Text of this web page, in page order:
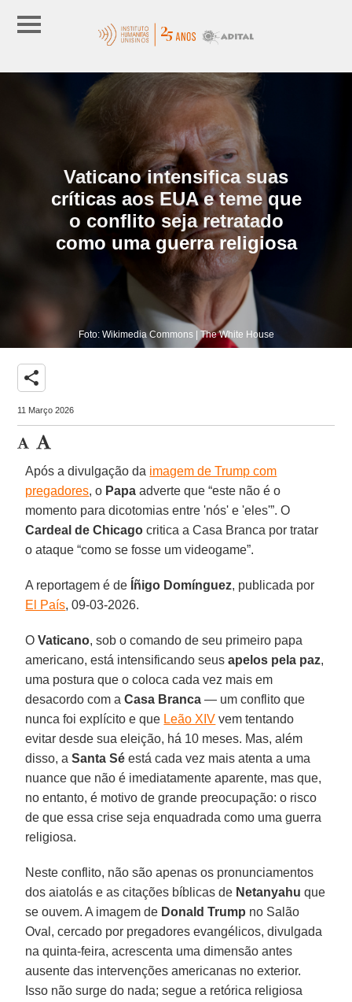
Vaticano intensifica suas
críticas aos EUA e teme que
o conflito seja retratado
como uma guerra religiosa
Foto: Wikimedia Commons | The White House
share
11 Março 2026
Após a divulgação da imagem de Trump com
pregadores, o Papa adverte que “este não é o
momento para dicotomias entre 'nós' e 'eles'”. O
Cardeal de Chicago critica a Casa Branca por tratar
o ataque “como se fosse um videogame”.
A reportagem é de Íñigo Domínguez, publicada por
El País, 09-03-2026.
OVaticano, sob o comando de seu primeiro papa
americano, está intensificando seusapelos pela paz,
uma postura que o coloca cada vez mais em
desacordo com aCasa Branca — um conflito que
nunca foi explícito e que Leão XIV vem tentando
evitar desde sua eleição, há 10 meses. Mas, além
disso, a Santa Sé está cada vez mais atenta a uma
nuance que não é imediatamente aparente, mas que,
no entanto, é motivo de grande preocupação: o risco
de que essa crise seja enquadrada como uma guerra
religiosa.
Neste conflito, não são apenas os pronunciamentos
dos aiatolás e as citações bíblicas de Netanyahu que
se ouvem. A imagem de Donald Trump no Salão
Oval, cercado por pregadores evangélicos, divulgada
na quinta-feira, acrescenta uma dimensão antes
ausente das intervenções americanas no exterior.
Isso não surge do nada; segue a retórica religiosa